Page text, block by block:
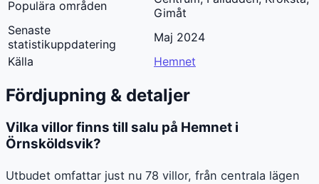
Populära områden
Gimåt
Senaste
statistikuppdatering
Maj 2024
Källa
Hemnet
Fördjupning & detaljer
Vilka villor finns till salu på Hemnet i
Örnsköldsvik?
Utbudet omfattar just nu 78 villor, från centrala lägen